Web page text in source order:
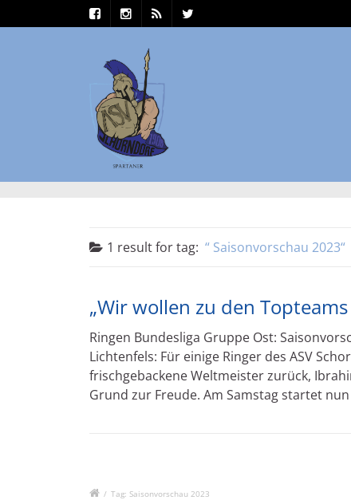
1 result fortag: Saisonvorschau 2023
„Wir wollen zu den
Ringen Bundesliga Gruppe Ost:
Lichtenfels: Für einige Ringer des ASV
frischgebackene Weltmeister zurück,
Grund zur Freude. Am Samstag startet nun
/ Tag: Saisonvorschau 2023